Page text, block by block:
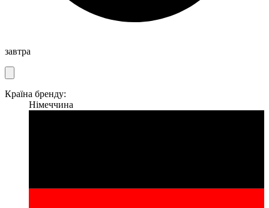
завтра
Країна бренду:
Німеччина